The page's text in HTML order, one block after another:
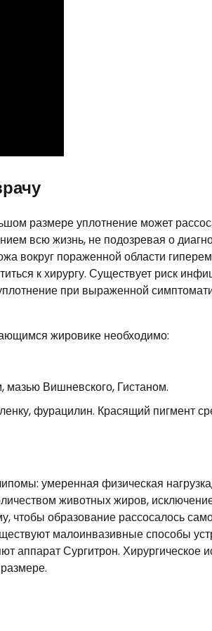
размере уплотнение может
всю жизнь, не подозревая о
вокруг пораженной области
к хирургу. Существует риск
при выраженной
жировике необходимо:
Вишневского, Гистаном.
фурацилин. Красящий пигмент
умеренная физическая
животных жиров,
чтобы образование рассосалось
малоинвазивные способы
аппарат Сургитрон. Хирургическое